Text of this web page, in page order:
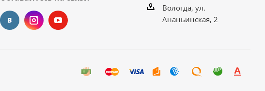
Вологда, ул.
Ананьинская, 2